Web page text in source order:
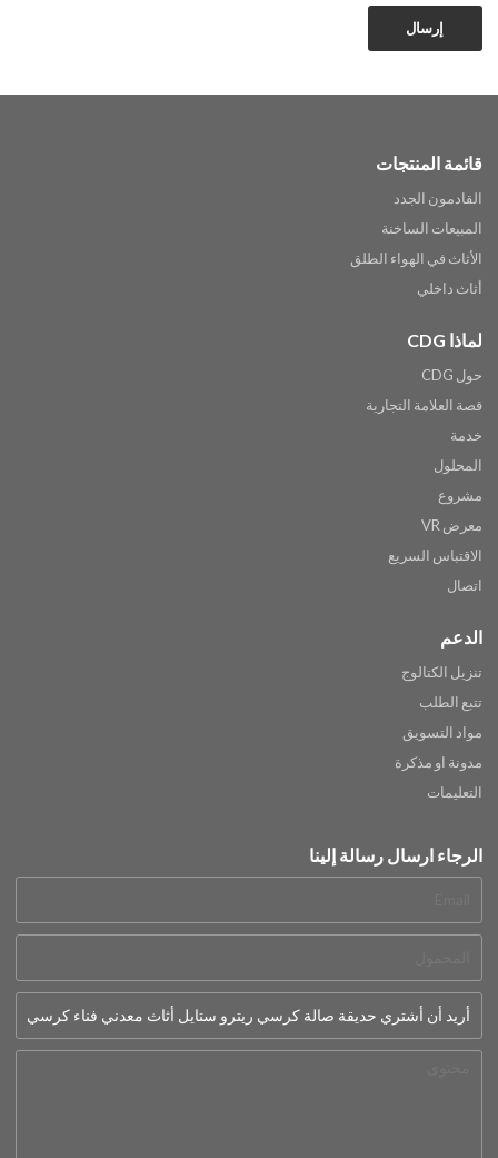
إرسال
قائمة المنتجات
القادمون الجدد
المبيعات الساخنة
الأثاث في الهواء الطلق
أثاث داخلي
لماذا CDG
حول CDG
قصة العلامة التجارية
خدمة
المحلول
مشروع
معرض VR
الاقتباس السريع
اتصال
الدعم
تنزيل الكتالوج
تتبع الطلب
مواد التسويق
مدونة او مذكرة
التعليمات
الرجاء ارسال رسالة إلينا